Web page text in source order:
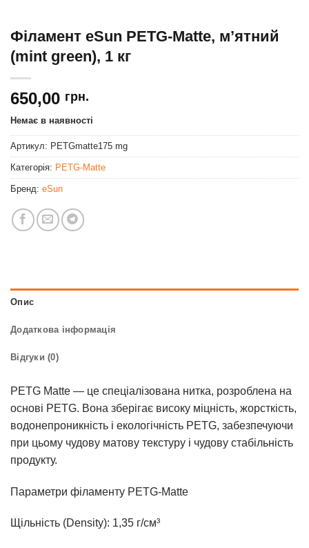
Філамент eSun PETG-Matte, м’ятний
(mint green), 1 кг
650,00 грн.
Немає в наявності
Артикул: PETGmatte175 mg
Категорія: PETG-Matte
Бренд: eSun
Опис
Додаткова інформація
Відгуки (0)
PETG Matte — це спеціалізована нитка, розроблена на
основі PETG. Вона зберігає високу міцність, жорсткість,
водонепроникність і екологічність PETG, забезпечуючи
при цьому чудову матову текстуру і чудову стабільність
продукту.
Параметри філаменту PETG-Matte
Щільність (Density): 1,35 г/см³